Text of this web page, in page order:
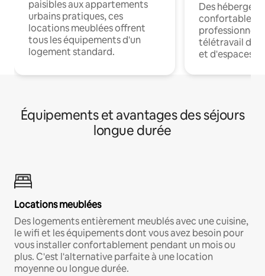
paisibles aux appartements
urbains pratiques, ces
locations meublées offrent
tous les équipements d'un
logement standard.
Des
confortables
professionnels
télétravail
et d'espaces
Équipements et avantages des séjours
longue durée
Locations meublées
Des logements entièrement meublés avec une cuisine,
le wifi et les équipements dont vous avez besoin pour
vous installer confortablement pendant un mois ou
plus. C'est l'alternative parfaite à une location
moyenne ou longue durée.